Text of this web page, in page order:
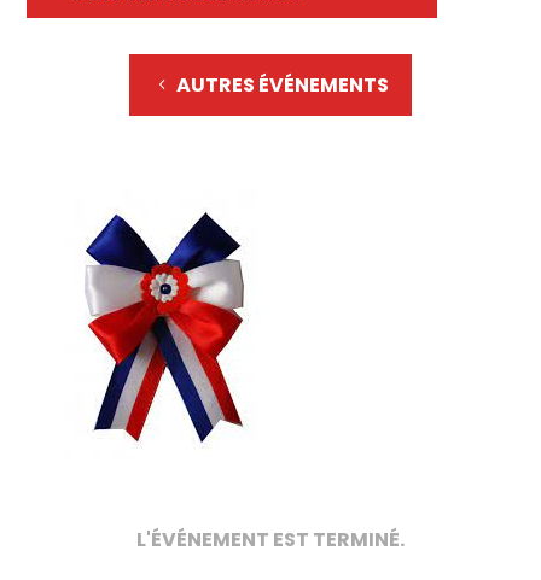
AUTRES ÉVÉNEMENTS
L'ÉVÉNEMENT EST TERMINÉ.